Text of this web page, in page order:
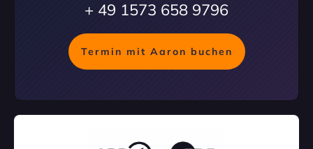
+ 49 1573 658 9796
Termin mit Aaron buchen